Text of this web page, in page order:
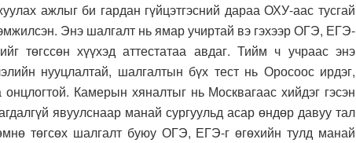
ажлыг би гардан гүйцэтгэсний дараа ОХУ-аас тусгай
Энэ шалгалт нь ямар учиртай вэ гэхээр ОГЭ, ЕГЭ-
төгссөн хүүхэд аттестатаа авдаг. Тийм ч учраас энэ
нууцлалтай, шалгалтын бүх тест нь Оросоос ирдэг,
Камерын хяналтыг нь Москвагаас хийдэг гэсэн
явуулснаар манай сургуульд асар өндөр давуу тал
төгсөх шалгалт буюу ОГЭ, ЕГЭ-г өгөхийн тулд манай